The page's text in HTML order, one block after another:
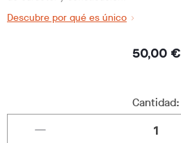
Descubre por qué es único
50,00 €
Cantidad: